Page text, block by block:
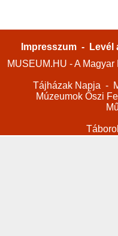
Impresszum -
Levél
MUSEUM.HU - A
Tájházak Napja -
Múzeumok Őszi